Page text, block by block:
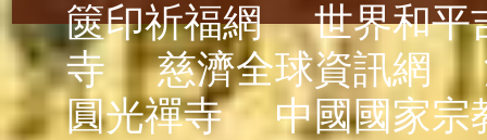
篋印祈福網
世界和平
寺
慈濟全球資訊網
圓光禪寺
中國國家宗